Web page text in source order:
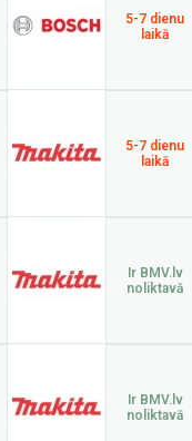
5-7 dienu
laikā
5-7 dienu
laikā
Ir BMV.lv
noliktavā
Ir BMV.lv
noliktavā